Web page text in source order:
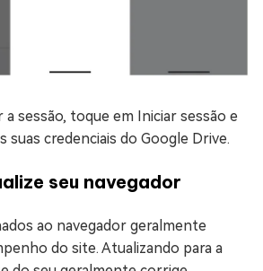
sessão, toque em Iniciar sessão e
suas credenciais do Google Drive.
seu navegador
ao navegador geralmente
do site. Atualizando para a